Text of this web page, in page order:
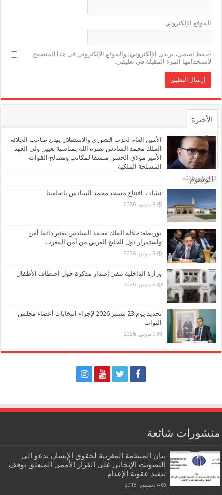
الموقع الإلكتروني
احفظ اسمي، بريدي الإلكتروني، والموقع الإلكتروني في هذا المتصفح
لاستخدامها المرة المقبلة في تعليقي.
الأخيرة
الأشهر
تعليقات
الوسوم
الأمين العام لحزب الشورى والاستقلال يهنئ صاحب الجلالة
الملك محمد السادس نصره الله بمناسبة تعيين ولي العهد
الأمير مولاي الحسن منسقا لمكاتب ومصالح القوات
المسلحة الملكية
4 مايو، 2026
تشاد .. افتتاح مسجد محمد السادس بانجامينا
9 مارس، 2026
بوريطة: جلالة الملك محمد السادس يعتبر دائما أمن
واستقرار دول الخليج العربي من أمن المغرب
9 مارس، 2026
وزارة الداخلية تنفي إصدار مذكرة حول اختطاف الأطفال
9 مارس، 2026
تحديد يوم 23 شتنبر 2026 لإجراء انتخابات أعضاء مجلس
النواب
9 مارس، 2026
منشورات شائعة
بيان المنظمة المغربية لحقوق الإنسان تدعو الى
التصويت الإيجابي على القرار الأممي المتعلق بوقف
تنفيذ عقوبة الإعدام
4 ديسمبر، 2018